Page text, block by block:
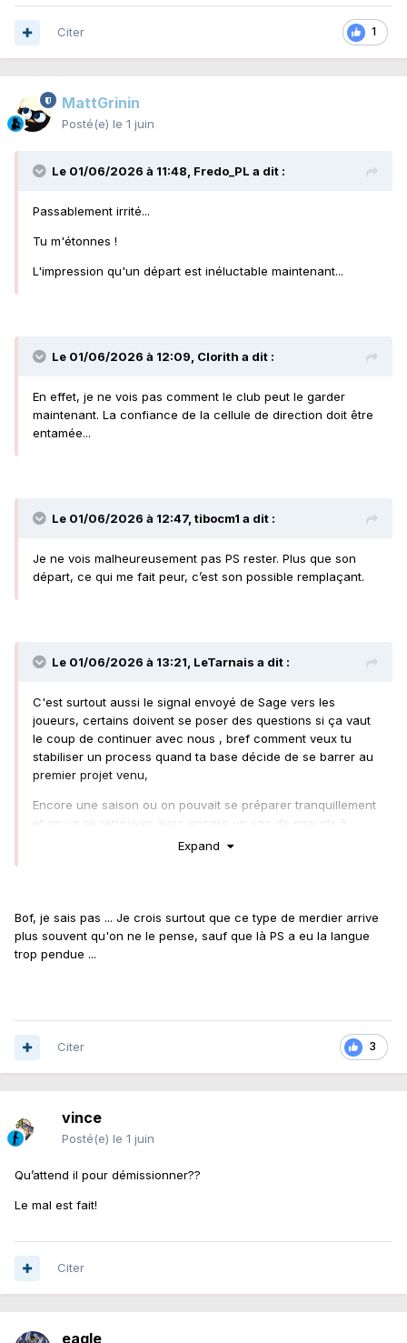
1
Citer
MattGrinin
Posté(e) le 1 juin
Le 01/06/2026 à 11:48, Fredo_PL a dit :
Passablement irrité...
Tu m'étonnes !
L'impression qu'un départ est inéluctable maintenant...
Le 01/06/2026 à 12:09, Clorith a dit :
En effet, je ne vois pas comment le club peut le garder
maintenant. La confiance de la cellule de direction doit être
entamée...
Le 01/06/2026 à 12:47, tibocm1 a dit :
Je ne vois malheureusement pas PS rester. Plus que son
départ, ce qui me fait peur, c’est son possible remplaçant.
Le 01/06/2026 à 13:21, LeTarnais a dit :
C'est surtout aussi le signal envoyé de Sage vers les
joueurs, certains doivent se poser des questions si ça vaut
le coup de continuer avec nous , bref comment veux tu
stabiliser un process quand ta base décide de se barrer au
premier projet venu,
Encore une saison ou on pouvait se préparer tranquillement
et on va se retrouver avec encore un sac de noeuds à
Expand
Bof, je sais pas ... Je crois surtout que ce type de merdier arrive
plus souvent qu'on ne le pense, sauf que là PS a eu la langue
trop pendue ...
3
Citer
vince
Posté(e) le 1 juin
Qu’attend il pour démissionner??
Le mal est fait!
Citer
eagle